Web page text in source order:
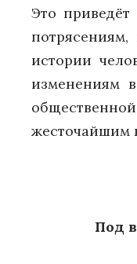
Это
истории
изменениям
жесточайшим
Под